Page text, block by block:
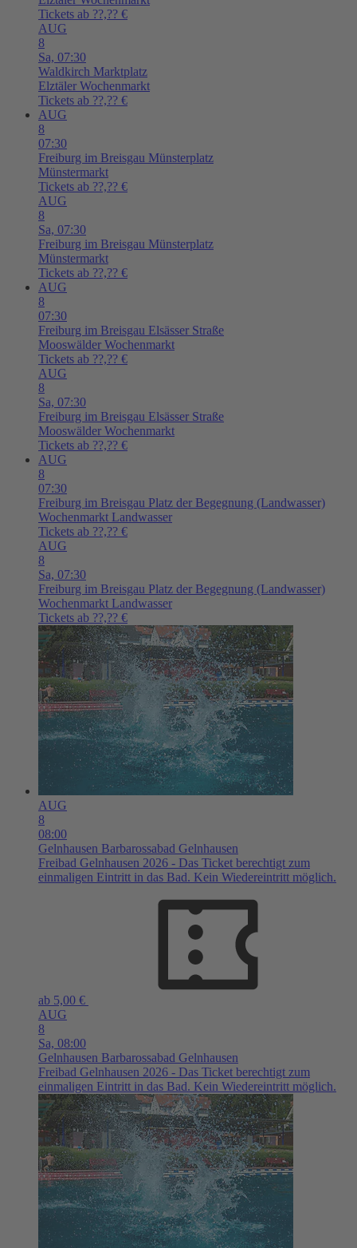
Tickets ab ??,?? €
AUG
8
Sa, 07:30
Waldkirch Marktplatz
Elztäler Wochenmarkt
Tickets ab ??,?? €
AUG
8
07:30
Freiburg im Breisgau Münsterplatz
Münstermarkt
Tickets ab ??,?? €
AUG
8
Sa, 07:30
Freiburg im Breisgau Münsterplatz
Münstermarkt
Tickets ab ??,?? €
AUG
8
07:30
Freiburg im Breisgau Elsässer Straße
Mooswälder Wochenmarkt
Tickets ab ??,?? €
AUG
8
Sa, 07:30
Freiburg im Breisgau Elsässer Straße
Mooswälder Wochenmarkt
Tickets ab ??,?? €
AUG
8
07:30
Freiburg im Breisgau Platz der Begegnung (Landwasser)
Wochenmarkt Landwasser
Tickets ab ??,?? €
AUG
8
Sa, 07:30
Freiburg im Breisgau Platz der Begegnung (Landwasser)
Wochenmarkt Landwasser
Tickets ab ??,?? €
AUG
8
08:00
Gelnhausen Barbarossabad Gelnhausen
Freibad Gelnhausen 2026 - Das Ticket berechtigt zum
einmaligen Eintritt in das Bad. Kein Wiedereintritt möglich.
ab 5,00 €
AUG
8
Sa, 08:00
Gelnhausen Barbarossabad Gelnhausen
Freibad Gelnhausen 2026 - Das Ticket berechtigt zum
einmaligen Eintritt in das Bad. Kein Wiedereintritt möglich.